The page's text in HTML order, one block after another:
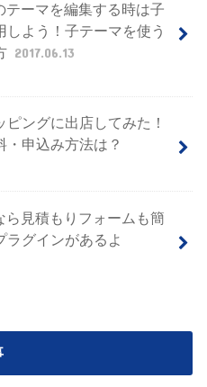
テーマを編集する時は子
しよう！子テーマを使う
2017.06.13
ピングに出店してみた！
・申込み方法は？
ら見積もりフォームも簡
ラグインがあるよ